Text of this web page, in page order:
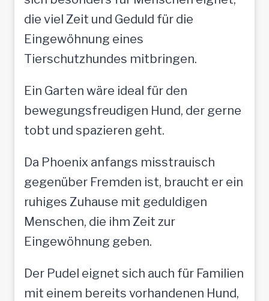
die viel Zeit und Geduld für die
Eingewöhnung eines
Tierschutzhundes mitbringen.
Ein Garten wäre ideal für den
bewegungsfreudigen Hund, der gerne
tobt und spazieren geht.
Da Phoenix anfangs misstrauisch
gegenüber Fremden ist, braucht er ein
ruhiges Zuhause mit geduldigen
Menschen, die ihm Zeit zur
Eingewöhnung geben.
Der Pudel eignet sich auch für Familien
mit einem bereits vorhandenen Hund,